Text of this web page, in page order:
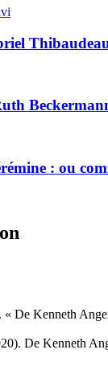
: ou
« De Kenneth
De Kenneth